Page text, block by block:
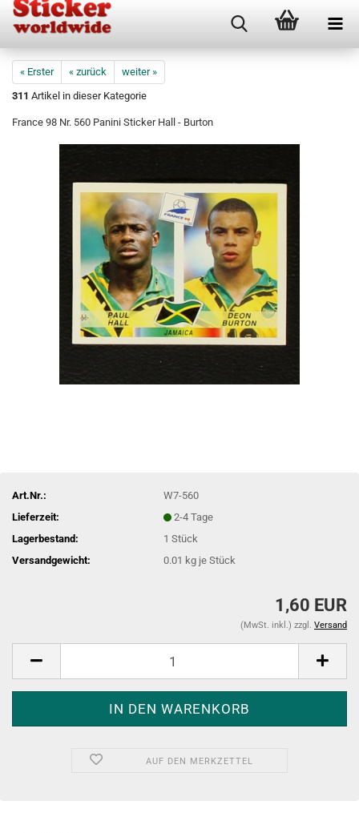
« Erster « zurück
weiter »
311 Artikel in dieser Kategorie
France 98 Nr. 560 Panini Sticker Hall - Burton
Art.Nr.:
W7-560
Lieferzeit:
2-4 Tage
Lagerbestand:
1Stück
Versandgewicht:
0.01 kg je Stück
1,60 EUR
(MwSt. inkl.) zzgl. Versand
AUF DEN MERKZETTEL